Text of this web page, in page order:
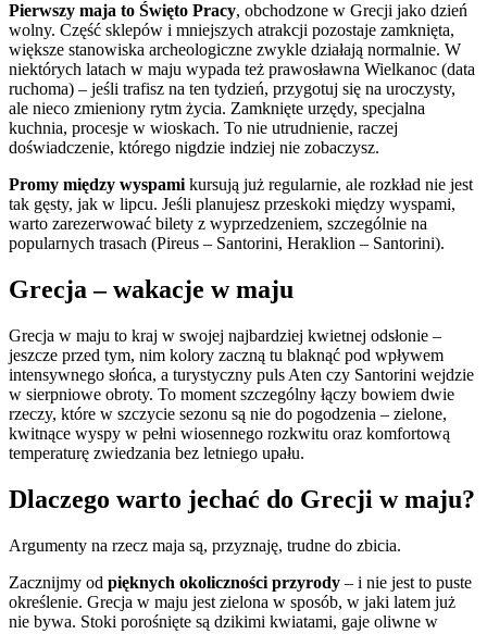
Pierwszy maja to Święto Pracy, obchodzone w Grecji jako dzień
wolny. Część sklepów i mniejszych atrakcji pozostaje zamknięta,
większe stanowiska archeologiczne zwykle działają normalnie. W
niektórych latach w maju wypada też prawosławna Wielkanoc (data
ruchoma) – jeśli trafisz na ten tydzień, przygotuj się na uroczysty,
ale nieco zmieniony rytm życia. Zamknięte urzędy, specjalna
kuchnia, procesje w wioskach. To nie utrudnienie, raczej
doświadczenie, którego nigdzie indziej nie zobaczysz.
Promy między wyspami kursują już regularnie, ale rozkład nie jest
tak gęsty, jak w lipcu. Jeśli planujesz przeskoki między wyspami,
warto zarezerwować bilety z wyprzedzeniem, szczególnie na
popularnych trasach (Pireus – Santorini, Heraklion – Santorini).
Grecja – wakacje w maju
Grecja w maju to kraj w swojej najbardziej kwietnej odsłonie –
jeszcze przed tym, nim kolory zaczną tu blaknąć pod wpływem
intensywnego słońca, a turystyczny puls Aten czy Santorini wejdzie
w sierpniowe obroty. To moment szczególny łączy bowiem dwie
rzeczy, które w szczycie sezonu są nie do pogodzenia – zielone,
kwitnące wyspy w pełni wiosennego rozkwitu oraz komfortową
temperaturę zwiedzania bez letniego upału.
Dlaczego warto jechać do Grecji w maju?
Argumenty na rzecz maja są, przyznaję, trudne do zbicia.
Zacznijmy od pięknych okoliczności przyrody – i nie jest to puste
określenie. Grecja w maju jest zielona w sposób, w jaki latem już
nie bywa. Stoki porośnięte są dzikimi kwiatami, gaje oliwne w